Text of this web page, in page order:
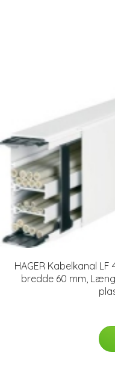
HAGER Kabelkanal
bredde 60 mm,